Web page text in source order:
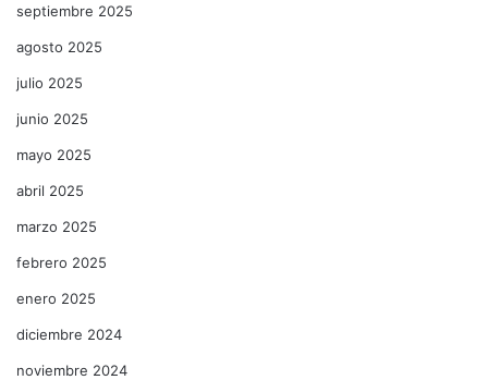
septiembre 2025
agosto 2025
julio 2025
junio 2025
mayo 2025
abril 2025
marzo 2025
febrero 2025
enero 2025
diciembre 2024
noviembre 2024